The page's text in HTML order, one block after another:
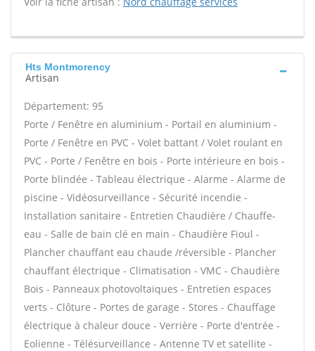
Hts Montmorency
Artisan
Département: 95
Porte / Fenêtre en aluminium - Portail en aluminium -
Porte / Fenêtre en PVC - Volet battant / Volet roulant en
PVC - Porte / Fenêtre en bois - Porte intérieure en bois -
Porte blindée - Tableau électrique - Alarme - Alarme de
piscine - Vidéosurveillance - Sécurité incendie -
Installation sanitaire - Entretien Chaudière / Chauffe-
eau - Salle de bain clé en main - Chaudière Fioul -
Plancher chauffant eau chaude /réversible - Plancher
chauffant électrique - Climatisation - VMC - Chaudière
Bois - Panneaux photovoltaïques - Entretien espaces
verts - Clôture - Portes de garage - Stores - Chauffage
électrique à chaleur douce - Verrière - Porte d'entrée -
Eolienne - Télésurveillance - Antenne TV et satellite -